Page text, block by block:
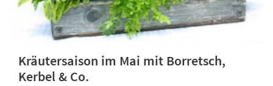
Kräutersaison im Mai mit Borretsch,
Kerbel & Co.